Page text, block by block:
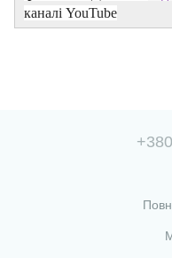
каналі YouTube